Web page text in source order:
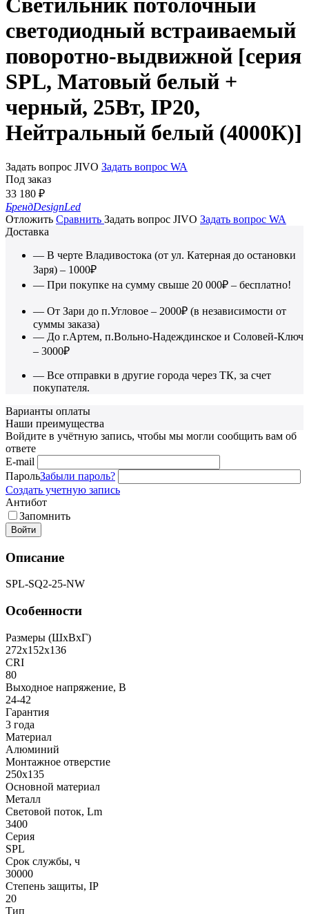
Светильник потолочный
светодиодный встраиваемый
поворотно-выдвижной [серия
SPL, Матовый белый +
черный, 25Вт, IP20,
Нейтральный белый (4000К)]
Задать вопрос JIVO Задать вопрос WA
Под заказ
33 180 ₽
БрендDesignLed
Отложить Сравнить Задать вопрос JIVO Задать вопрос WA
Доставка
— В черте Владивостока (от ул. Катерная до остановки
Заря) – 1000₽
— При покупке на сумму свыше 20 000₽ – бесплатно!
— От Зари до п.Угловое – 2000₽ (в независимости от
суммы заказа)
— До г.Артем, п.Вольно-Надеждинское и Соловей-Ключ
– 3000₽
— Все отправки в другие города через ТК, за счет
покупателя.
Варианты оплаты
Наши преимущества
Войдите в учётную запись, чтобы мы могли сообщить вам об
ответе
E-mail
ПарольЗабыли пароль?
Создать учетную запись
Антибот
Запомнить
Войти
Описание
SPL-SQ2-25-NW
Особенности
Размеры (ШxВxГ)
272x152x136
CRI
80
Выходное напряжение, В
24-42
Гарантия
3 года
Материал
Алюминий
Монтажное отверстие
250x135
Основной материал
Металл
Световой поток, Lm
3400
Серия
SPL
Срок службы, ч
30000
Степень защиты, IP
20
Тип